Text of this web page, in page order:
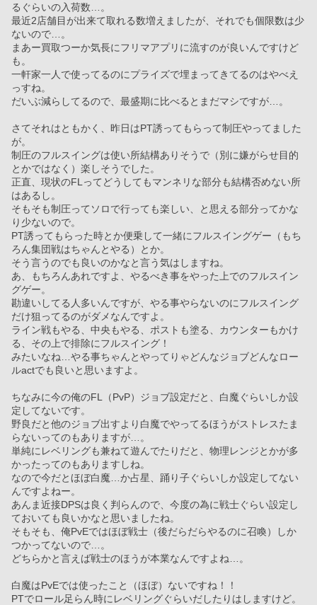
るぐらいの入荷数…。
最近2店舗目が出来て取れる数増えましたが、それでも個限数は少
ないので…。
まあー買取つーか気長にフリマアプリに流すのが良いんですけど
も。
一軒家一人で使ってるのにプライズで埋まってきてるのはやべえ
っすね。
だいぶ減らしてるので、最盛期に比べるとまだマシですが…。
さてそれはともかく、昨日はPT誘ってもらって制圧やってました
が。
制圧のフルスイングは使い所結構ありそうで（別に嫌がらせ目的
とかではなく）楽しそうでした。
正直、現状のFLってどうしてもマンネリな部分も結構否めない所
はあるし。
そもそも制圧ってソロで行っても楽しい、と思える部分ってかな
り少ないので。
PT誘ってもらった時とか便乗して一緒にフルスイングゲー（もち
ろん集団戦はちゃんとやる）とか。
そう言うのでも良いのかなと言う気はしますね。
あ、もちろんあれですよ、やるべき事をやった上でのフルスイン
グゲー。
勘違いしてる人多いんですが、やる事やらないのにフルスイング
だけ狙ってるのがダメなんですよ。
ライン戦もやる、中央もやる、ポストも塗る、カウンターもかけ
る、その上で排除にフルスイング！
みたいなね…やる事ちゃんとやってりゃどんなジョブどんなロー
ルactでも良いと思いますよ。
ちなみに今の俺のFL（PvP）ジョブ設定だと、白魔ぐらいしか設
定してないです。
野良だと他のジョブ出すより白魔でやってるほうがストレスたま
らないってのもありますが…。
単純にレベリングも兼ねて遊んでたりだと、物理レンジとかが多
かったってのもありますしね。
なので今だとほぼ白魔…か占星、踊り子ぐらいしか設定してない
んですよねー。
あんま近接DPSは良く判らんので、今度の為に戦士ぐらい設定し
ておいても良いかなと思いましたね。
そもそも、俺PvEではほぼ戦士（後だらだらやるのに召喚）しか
つかってないので…。
どちらかと言えば戦士のほうが本業なんですよね…。
白魔はPvEでは使ったこと（ほぼ）ないですね！！
PTでロール足らん時にレベリングぐらいだしたりはしますけど。